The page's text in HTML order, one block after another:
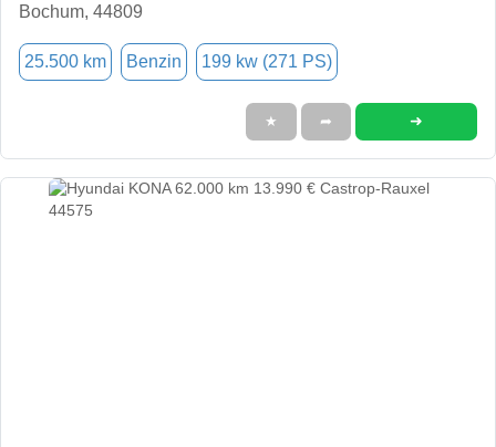
Bochum, 44809
25.500 km Benzin 199 kw (271 PS)
★ ➦ ➜